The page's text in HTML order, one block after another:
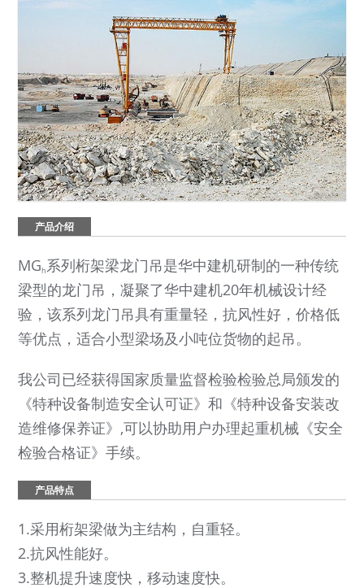
产品介绍
MGh系列桁架梁龙门吊是华中建机研制的一种传统
梁型的龙门吊，凝聚了华中建机20年机械设计经
验，该系列龙门吊具有重量轻，抗风性好，价格低
等优点，适合小型梁场及小吨位货物的起吊。
我公司已经获得国家质量监督检验检验总局颁发的
《特种设备制造安全认可证》和《特种设备安装改
造维修保养证》,可以协助用户办理起重机械《安全
检验合格证》手续。
产品特点
1.采用桁架梁做为主结构，自重轻。
2.抗风性能好。
3.整机提升速度快，移动速度快。